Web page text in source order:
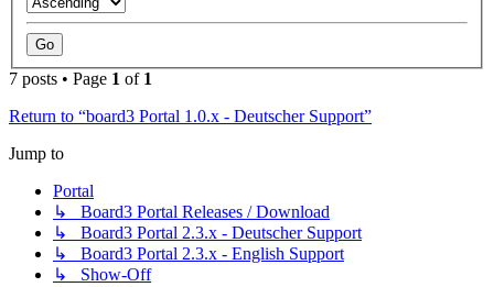
7 posts • Page 1 of 1
Return to “board3 Portal 1.0.x - Deutscher Support”
Jump to
Portal
↳ Board3 Portal Releases / Download
↳ Board3 Portal 2.3.x - Deutscher Support
↳ Board3 Portal 2.3.x - English Support
↳ Show-Off